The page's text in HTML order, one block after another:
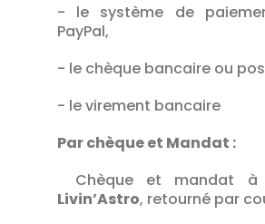
- le système de
PayPal,
- le chèque bancaire ou
- le virement bancaire
Par chèque et Mandat :
Chèque et mandat à
Livin’Astro, retourné par